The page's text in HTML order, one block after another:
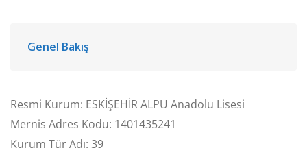
Genel Bakış
Resmi Kurum: ESKİŞEHİR ALPU Anadolu Lisesi
Mernis Adres Kodu: 1401435241
Kurum Tür Adı: 39